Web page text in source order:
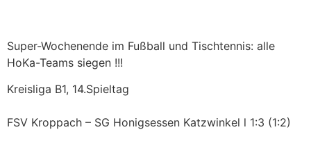
Super-Wochenende im Fußball und Tischtennis: alle
HoKa-Teams siegen !!!
Kreisliga B1, 14.Spieltag
FSV Kroppach – SG Honigsessen Katzwinkel l 1:3 (1:2)